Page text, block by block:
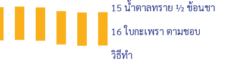
15 น้ำตาลทราย ½ ช้อนชา
16 ใบกะเพรา ตามชอบ
วิธีทำ